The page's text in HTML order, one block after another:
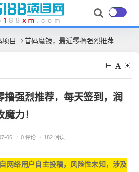
项目 首码魔镜，最近零撸强烈推荐，每天签到，润米太牛了，包回收魔力！
撸强烈推荐，每天签到，润
力！
06 / 0 评论 / 182 阅读
网络用户自主投稿， 风险性未知，涉及